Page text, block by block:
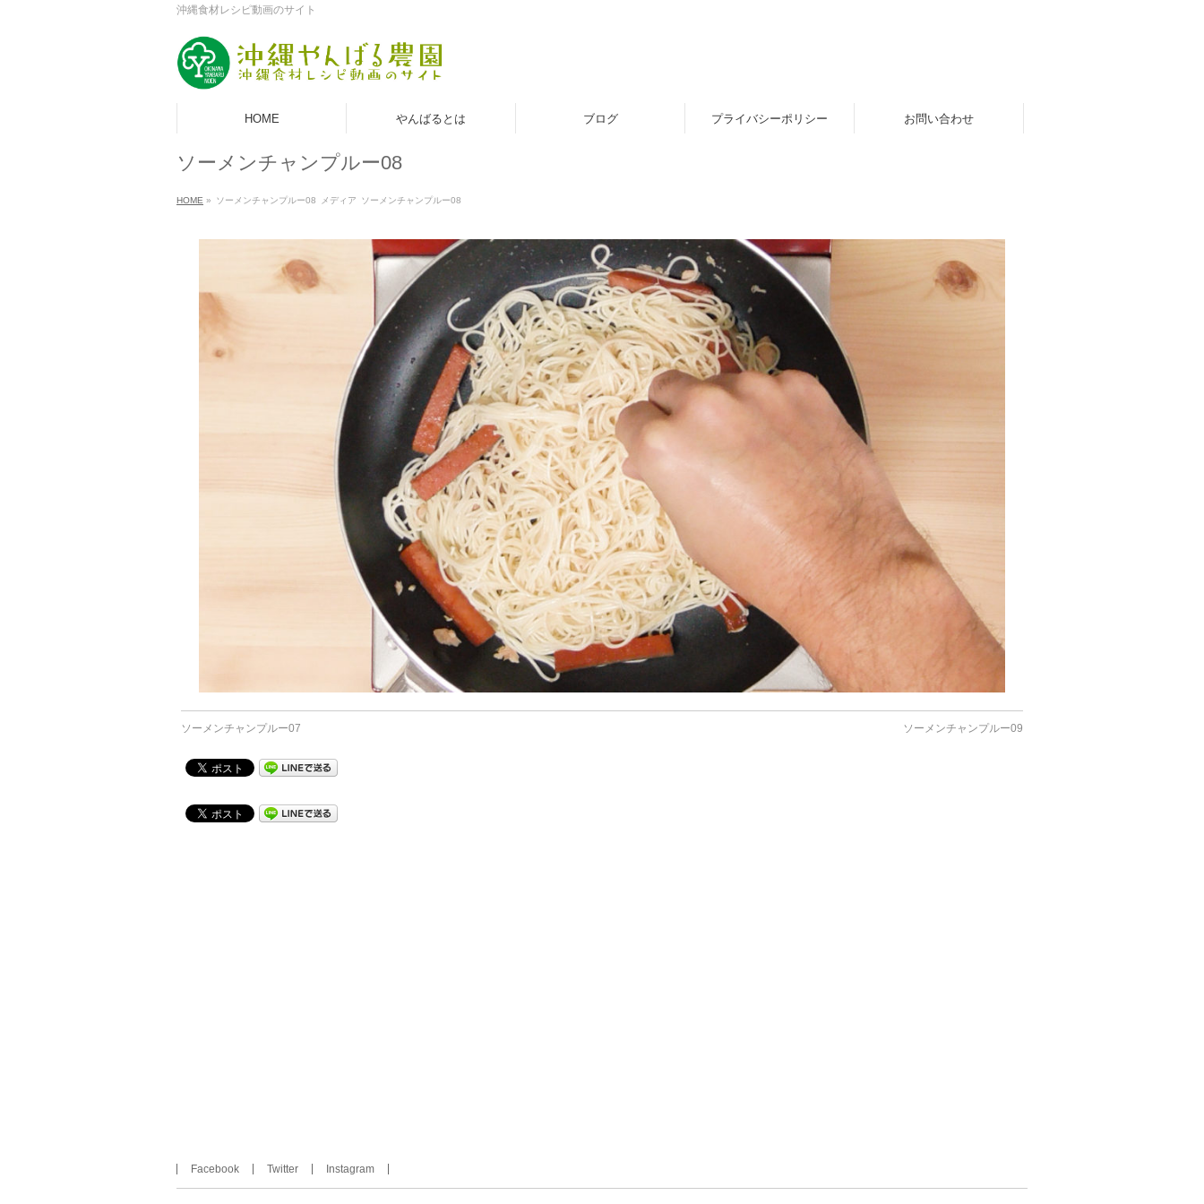
沖縄食材レシピ動画のサイト
HOME やんばるとは ブログ プライバシーポリシー お問い合わせ
ソーメンチャンプルー08
HOME » ソーメンチャンプルー08 メディア ソーメンチャンプルー08
ソーメンチャンプルー07 ソーメンチャンプルー09
Facebook Twitter Instagram